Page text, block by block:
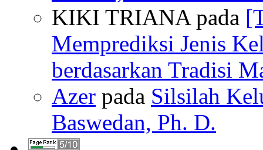
KIKI TRIANA pada
Memprediksi Jenis
berdasarkan Tradisi
Azer pada Silsilah
Baswedan, Ph. D.